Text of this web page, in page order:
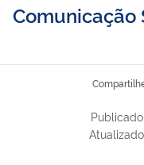
Comunicação